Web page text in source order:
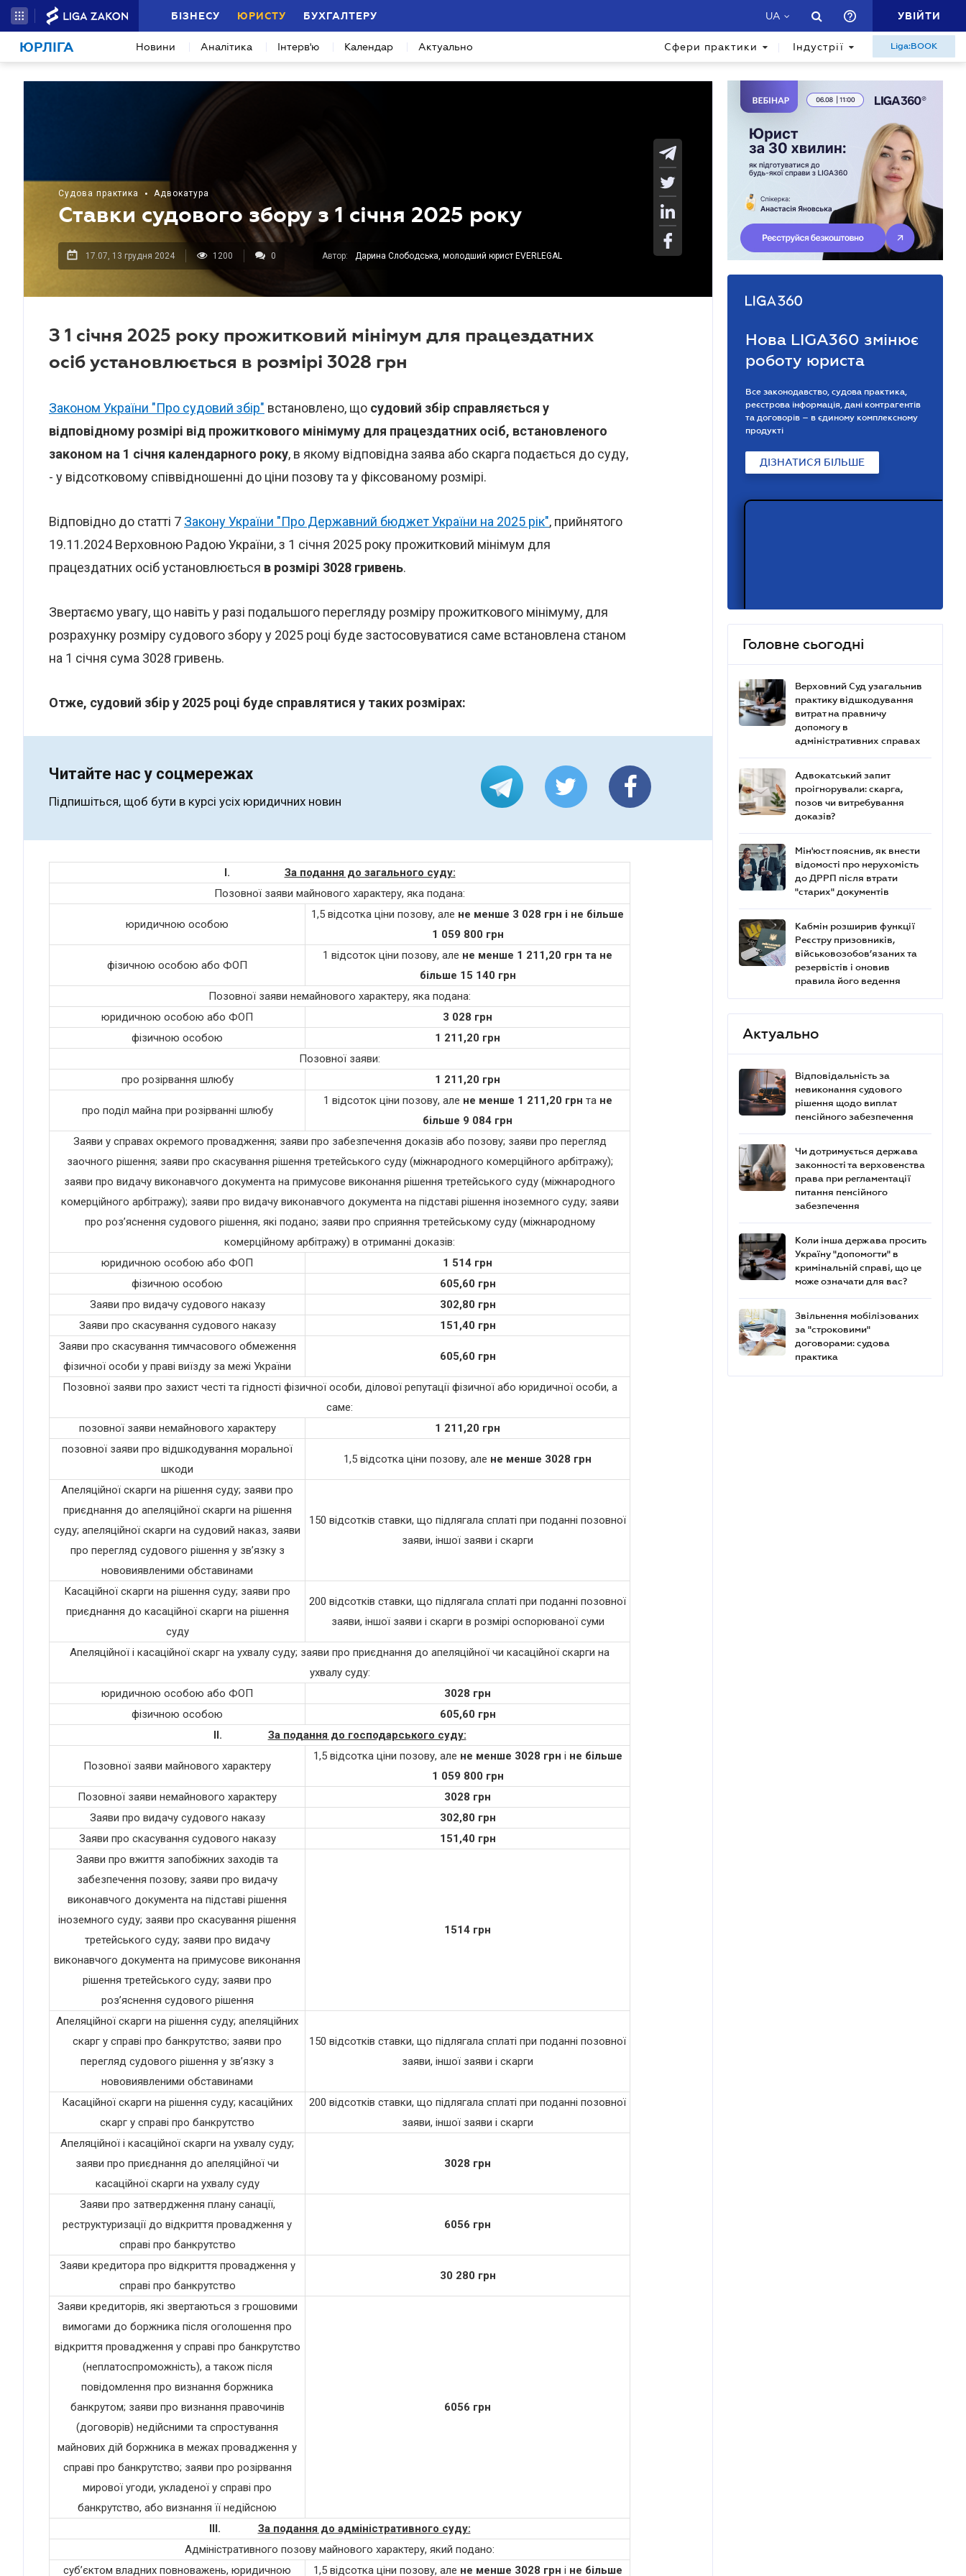
БІЗНЕСУ ЮРИСТУ БУХГАЛТЕРУ UA УВІЙТИ
ЮРЛІГА Новини Аналітика Інтерв'ю Календар Актуально Сфери практики Індустрії Liga:BOOK
Судова практика • Адвокатура
Ставки судового збору з 1 січня 2025 року
17.07, 13 грудня 2024 1200 0 Автор: Дарина Слободська, молодший юрист EVERLEGAL
З 1 січня 2025 року прожитковий мінімум для працездатних
осіб установлюється в розмірі 3028 грн
Законом України "Про судовий збір" встановлено, що судовий збір справляється у
відповідному розмірі від прожиткового мінімуму для працездатних осіб, встановленого
законом на 1 січня календарного року, в якому відповідна заява або скарга подається до суду,
- у відсотковому співвідношенні до ціни позову та у фіксованому розмірі.
Відповідно до статті 7 Закону України "Про Державний бюджет України на 2025 рік", прийнятого
19.11.2024 Верховною Радою України, з 1 січня 2025 року прожитковий мінімум для
працездатних осіб установлюється в розмірі 3028 гривень.
Звертаємо увагу, що навіть у разі подальшого перегляду розміру прожиткового мінімуму, для
розрахунку розміру судового збору у 2025 році буде застосовуватися саме встановлена станом
на 1 січня сума 3028 гривень.
Отже, судовий збір у 2025 році буде справлятися у таких розмірах:
Читайте нас у соцмережах
Підпишіться, щоб бути в курсі усіх юридичних новин
I. За подання до загального суду:
Позовної заяви майнового характеру, яка подана:
юридичною особою
1,5 відсотка ціни позову, але не менше 3 028 грн і не більше
1 059 800 грн
фізичною особою або ФОП
1 відсоток ціни позову, але не менше 1 211,20 грн та не
більше 15 140 грн
Позовної заяви немайнового характеру, яка подана:
юридичною особою або ФОП
3 028 грн
фізичною особою
1 211,20 грн
Позовної заяви:
про розірвання шлюбу
1 211,20 грн
про поділ майна при розірванні шлюбу
1 відсоток ціни позову, але не менше 1 211,20 грн та не
більше 9 084 грн
Заяви у справах окремого провадження; заяви про забезпечення доказів або позову; заяви про перегляд
заочного рішення; заяви про скасування рішення третейського суду (міжнародного комерційного арбітражу);
заяви про видачу виконавчого документа на примусове виконання рішення третейського суду (міжнародного
комерційного арбітражу); заяви про видачу виконавчого документа на підставі рішення іноземного суду; заяви
про роз’яснення судового рішення, які подано; заяви про сприяння третейському суду (міжнародному
комерційному арбітражу) в отриманні доказів:
юридичною особою або ФОП
1 514 грн
фізичною особою
605,60 грн
Заяви про видачу судового наказу
302,80 грн
Заяви про скасування судового наказу
151,40 грн
Заяви про скасування тимчасового обмеження
фізичної особи у праві виїзду за межі України
605,60 грн
Позовної заяви про захист честі та гідності фізичної особи, ділової репутації фізичної або юридичної особи, а
саме:
позовної заяви немайнового характеру
1 211,20 грн
позовної заяви про відшкодування моральної
шкоди
1,5 відсотка ціни позову, але не менше 3028 грн
Апеляційної скарги на рішення суду; заяви про
приєднання до апеляційної скарги на рішення
суду; апеляційної скарги на судовий наказ, заяви
про перегляд судового рішення у зв’язку з
нововиявленими обставинами
150 відсотків ставки, що підлягала сплаті при поданні позовної
заяви, іншої заяви і скарги
Касаційної скарги на рішення суду; заяви про
приєднання до касаційної скарги на рішення
суду
200 відсотків ставки, що підлягала сплаті при поданні позовної
заяви, іншої заяви і скарги в розмірі оспорюваної суми
Апеляційної і касаційної скарг на ухвалу суду; заяви про приєднання до апеляційної чи касаційної скарги на
ухвалу суду:
юридичною особою або ФОП
3028 грн
фізичною особою
605,60 грн
II. За подання до господарського суду:
Позовної заяви майнового характеру
1,5 відсотка ціни позову, але не менше 3028 грн і не більше
1 059 800 грн
Позовної заяви немайнового характеру
3028 грн
Заяви про видачу судового наказу
302,80 грн
Заяви про скасування судового наказу
151,40 грн
Заяви про вжиття запобіжних заходів та
забезпечення позову; заяви про видачу
виконавчого документа на підставі рішення
іноземного суду; заяви про скасування рішення
третейського суду; заяви про видачу
виконавчого документа на примусове виконання
рішення третейського суду; заяви про
роз’яснення судового рішення
1514 грн
Апеляційної скарги на рішення суду; апеляційних
скарг у справі про банкрутство; заяви про
перегляд судового рішення у зв’язку з
нововиявленими обставинами
150 відсотків ставки, що підлягала сплаті при поданні позовної
заяви, іншої заяви і скарги
Касаційної скарги на рішення суду; касаційних
скарг у справі про банкрутство
200 відсотків ставки, що підлягала сплаті при поданні позовної
заяви, іншої заяви і скарги
Апеляційної і касаційної скарги на ухвалу суду;
заяви про приєднання до апеляційної чи
касаційної скарги на ухвалу суду
3028 грн
Заяви про затвердження плану санації,
реструктуризації до відкриття провадження у
справі про банкрутство
6056 грн
Заяви кредитора про відкриття провадження у
справі про банкрутство
30 280 грн
Заяви кредиторів, які звертаються з грошовими
вимогами до боржника після оголошення про
відкриття провадження у справі про банкрутство
(неплатоспроможність), а також після
повідомлення про визнання боржника
банкрутом; заяви про визнання правочинів
(договорів) недійсними та спростування
майнових дій боржника в межах провадження у
справі про банкрутство; заяви про розірвання
мирової угоди, укладеної у справі про
банкрутство, або визнання її недійсною
6056 грн
III. За подання до адміністративного суду:
Адміністративного позову майнового характеру, який подано:
суб’єктом владних повноважень, юридичною
1,5 відсотка ціни позову, але не менше 3028 грн і не більше
Нова LIGA360 змінює
роботу юриста
Все законодавство, судова практика,
реєстрова інформація, дані контрагентів
та договорів – в єдиному комплексному
продукті
ДІЗНАТИСЯ БІЛЬШЕ
Головне сьогодні
Верховний Суд узагальнив
практику відшкодування
витрат на правничу
допомогу в
адміністративних справах
Адвокатський запит
проігнорували: скарга,
позов чи витребування
доказів?
Мін'юст пояснив, як внести
відомості про нерухомість
до ДРРП після втрати
"старих" документів
Кабмін розширив функції
Реєстру призовників,
військовозобов’язаних та
резервістів і оновив
правила його ведення
Актуально
Відповідальність за
невиконання судового
рішення щодо виплат
пенсійного забезпечення
Чи дотримується держава
законності та верховенства
права при регламентації
питання пенсійного
забезпечення
Коли інша держава просить
Україну "допомогти" в
кримінальній справі, що це
може означати для вас?
Звільнення мобілізованих
за "строковими"
договорами: судова
практика